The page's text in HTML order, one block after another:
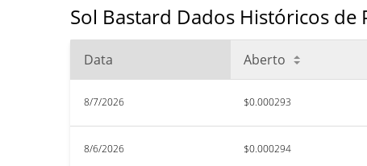
Sol Bastard Dados Históricos de
Data Aberto
8/7/2026 $0.000293
8/6/2026 $0.000294